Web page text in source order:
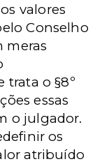
valores
Conselho
meras
o §8º
essas
o julgador.
os
atribuído